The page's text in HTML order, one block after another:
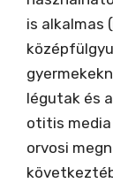
is alkalmas
légutak és
otitis media
orvosi